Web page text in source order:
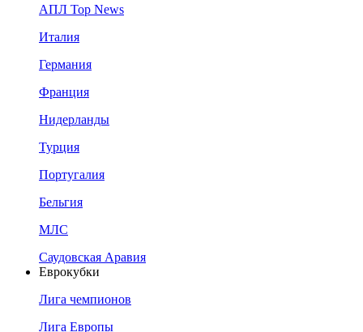
АПЛ Top News
Италия
Германия
Франция
Нидерланды
Турция
Португалия
Бельгия
МЛС
Саудовская Аравия
Еврокубки
Лига чемпионов
Лига Европы